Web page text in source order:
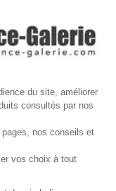
du site, améliorer
consultés par nos
nos conseils et
vos choix à tout
